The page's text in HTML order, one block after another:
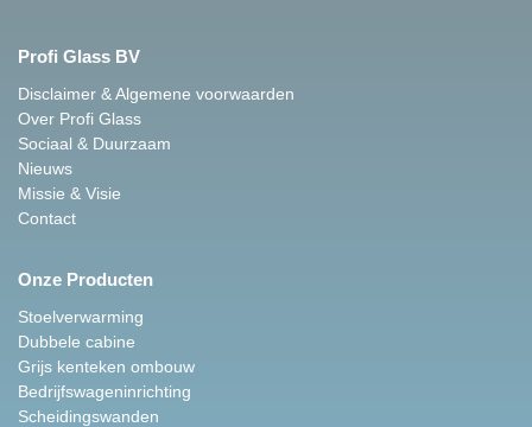
Profi Glass BV
Disclaimer & Algemene voorwaarden
Over Profi Glass
Sociaal & Duurzaam
Nieuws
Missie & Visie
Contact
Onze Producten
Stoelverwarming
Dubbele cabine
Grijs kenteken ombouw
Bedrijfswageninrichting
Scheidingswanden